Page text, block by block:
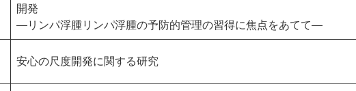
開発
―リンパ浮腫リンパ浮腫の予防的管理の習得に焦点をあてて―
安心の尺度開発に関する研究